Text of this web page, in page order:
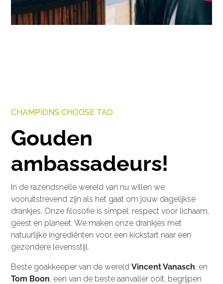
CHAMPIONS CHOOSE TAO
Gouden
ambassadeurs!
In de razendsnelle wereld van nu willen we
vooruitstrevend zijn als het gaat om jouw dagelijkse
drankjes. Onze filosofie is simpel: respect voor lichaam,
geest en planeet. We maken onze drankjes met
natuurlijke ingrediënten voor een kickstart naar een
gezondere levensstijl.
Beste goakkeeper van de wereldVincent Vanasch, en
Tom Boon, een van de beste aanvaller ooit, begrijpen